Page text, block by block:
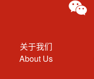
关于我们
About Us